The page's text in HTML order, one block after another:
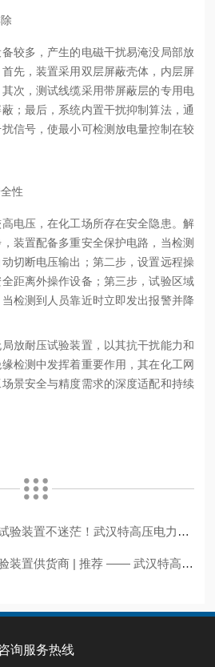
较多，产生的电磁干扰易淹没局部放
先，装置采用双层屏蔽壳体，内层屏
次，测试线缆采用带屏蔽层的专用电
；最后，系统内置干扰抑制算法，通
信号，使最小可检测放电量控制在较
性
电压，在化工场所存在安全隐患。解
装置配备多重安全保护电路，当检测
切断电压输出；第二步，设置远程操
距离外操作设备；第三步，试验区域
检测到人员靠近时立即发出报警并降
放耐压试验装置，以其抗干扰能力和
检测中发挥着重要作用，其在化工网
景安全与精度需求的深度适配和持续
置不迷茫！武汉特高压电力真实案例见实效​
置供货商 | 推荐 —— 武汉特高压电力
询服务热线